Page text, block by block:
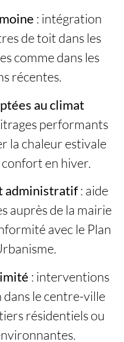
: intégration
de toit dans les
comme dans les
récentes.
au climat
performants
la chaleur estivale
en hiver.
administratif: aide
auprès de la mairie
avec le Plan
: interventions
dans le centre-ville
résidentiels ou